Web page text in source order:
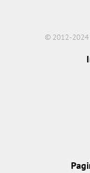
© 2012-2024